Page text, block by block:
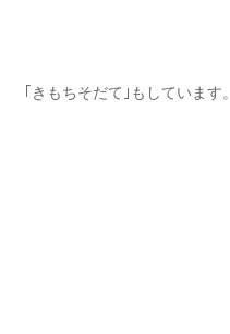
｢きもちそだて｣もしています⁡。